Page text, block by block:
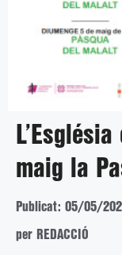
maig la
Publicat: 05/05/
per REDACCIÓ